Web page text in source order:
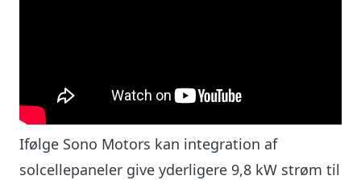
Ifølge Sono Motors kan integration af
solcellepaneler give yderligere 9,8 kW strøm til